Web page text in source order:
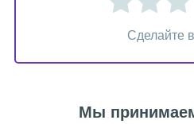
Сделайте
Мы